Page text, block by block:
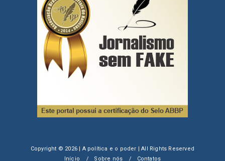
Copyright © 2026 | A política e o poder | All Rights Reserved
Início
Sobre nós Contatos